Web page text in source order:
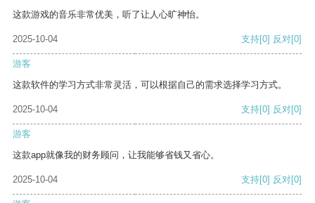
这款游戏的音乐非常优美，听了让人心旷神怡。
2025-10-04 支持[0] 反对[0]
游客
这款软件的学习方式非常灵活，可以根据自己的需求选择学习方式。
2025-10-04 支持[0] 反对[0]
游客
这款app就像我的财务顾问，让我能够省钱又省心。
2025-10-04 支持[0] 反对[0]